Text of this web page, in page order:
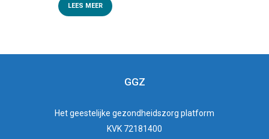
LEES MEER
GGZ
Hetgeestelijke gezondheidszorg platform
KVK 72181400